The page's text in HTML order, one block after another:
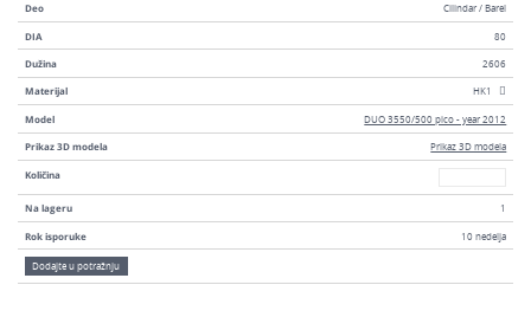
Deo Cilindar / Barel
DIA 80
Dužina 2606
Materijal HK1
Model DUO 3550/500 pico - year 2012
Prikaz 3D modela Prikaz 3D modela
Količina
Na lageru 1
Rok isporuke 10 nedelja
Dodajte u potražnju